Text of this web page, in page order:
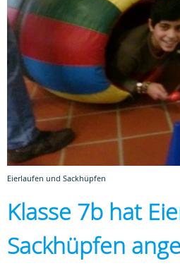
Eierlaufen und Sackhüpfen
Klasse 7b hat
Sackhüpfen